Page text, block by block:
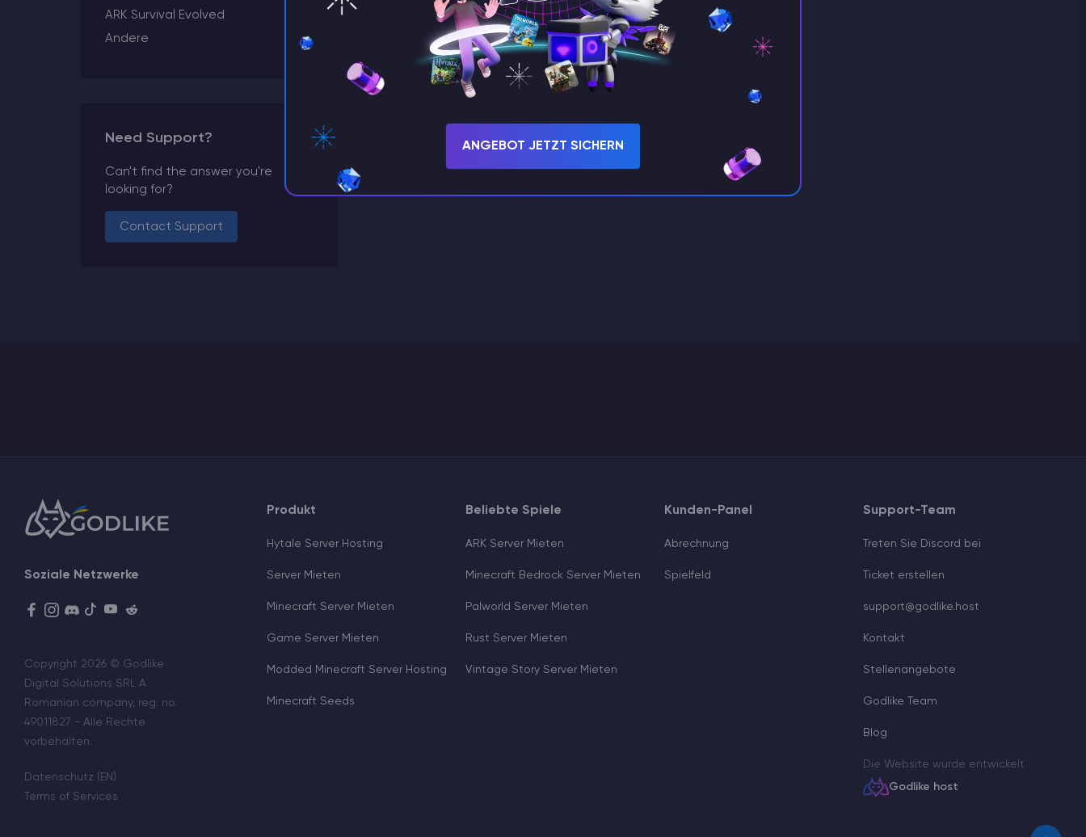
ARK Survival Evolved
Andere
Need Support?
Can't find the answer you're
looking for?
Contact Support
ANGEBOT JETZT SICHERN
Produkt
Hytale Server Hosting
Server Mieten
Minecraft Server Mieten
Game Server Mieten
Modded Minecraft Server Hosting
Minecraft Seeds
Beliebte Spiele
ARK Server Mieten
Minecraft Bedrock Server Mieten
Palworld Server Mieten
Rust Server Mieten
Vintage Story Server Mieten
Kunden-Panel
Abrechnung
Spielfeld
Support-Team
Treten Sie Discord bei
Ticket erstellen
support@godlike.host
Kontakt
Stellenangebote
Godlike Team
Blog
Die Website wurde entwickelt
Godlike host
Soziale Netzwerke
Copyright 2026 © Godlike
Digital Solutions SRL A
Romanian company, reg. no.
49011827 - Alle Rechte
vorbehalten.
Datenschutz (EN)
Terms of Services